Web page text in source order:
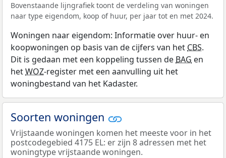
Bovenstaande lijngrafiek toont de verdeling van woningen
naar type eigendom, koop of huur, per jaar tot en met 2024.
Woningen naar eigendom: Informatie over huur- en
koopwoningen op basis van de cijfers van hetCBS.
Dit is gedaan met een koppeling tussen deBAG en
hetWOZ-register met een aanvulling uit het
woningbestand van het Kadaster.
Soorten woningen
Vrijstaande woningen komen het meeste voor in het
postcodegebied 4175 EL: er zijn 8 adressen met het
woningtype vrijstaande woningen.